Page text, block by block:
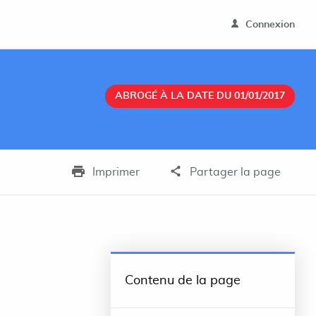
Connexion
ABROGÉ À LA DATE DU 01/01/2017
Imprimer Partager la page
Contenu de la page